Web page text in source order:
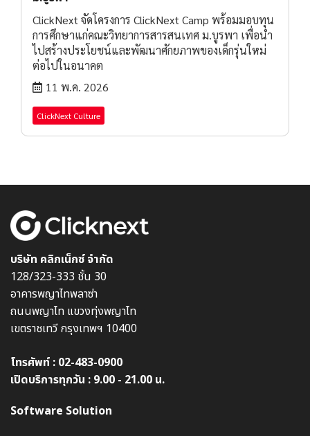
ClickNext จัดโครงการ ClickNext Camp พร้อมมอบทุน
การศึกษาแก่คณะวิทยาการสารสนเทศ ม.บูรพา เพื่อนำ
ไปสร้างประโยชน์และพัฒนาศักยภาพของเด็กรุ่นใหม่
ต่อไปในอนาคต
11 พ.ค. 2026
ClickNext Culture
บริษัท คลิกเน็กซ์ จำกัด
128/323-333 ชั้น 30
อาคารพญาไทพลาซ่า
ถนนพญาไท แขวงทุ่งพญาไท
เขตราชเทวี กรุงเทพฯ 10400
โทรศัพท์ : 02-483-0900
เปิดบริการทุกวัน : 9.00 - 21.00 น.
Software Solution